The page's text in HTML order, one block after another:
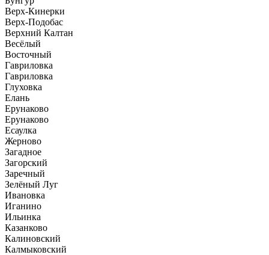
Верх-Кинерки
Верх-Подобас
Верхний Калтан
Весёлый
Восточный
Гавриловка
Гавриловка
Глуховка
Елань
Ерунаково
Ерунаково
Есаулка
Жерново
Загадное
Загорский
Заречный
Зелёный Луг
Ивановка
Иганино
Ильинка
Казанково
Калиновский
Калмыковский